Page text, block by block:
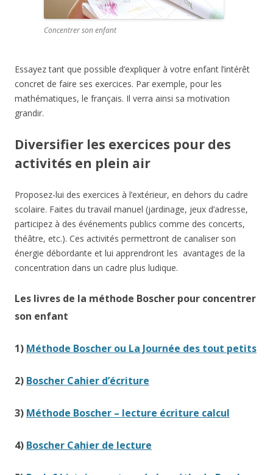
Concentrer son enfant
Essayez tant que possible d’expliquer à votre enfant l’intérêt
concret de faire ses exercices. Par exemple, pour les
mathématiques, le français. Il verra ainsi sa motivation
grandir.
Diversifier les exercices pour des
activités en plein air
Proposez-lui des exercices à l’extérieur, en dehors du cadre
scolaire. Faites du travail manuel (jardinage, jeux d’adresse,
participez à des événements publics comme des concerts,
théâtre, etc.). Ces activités permettront de canaliser son
énergie débordante et lui apprendront les avantages de la
concentration dans un cadre plus ludique.
Les livres de la méthode Boscher pour concentrer
son enfant
1) Méthode Boscher ou La Journée des tout petits
2) Boscher Cahier d’écriture
3) Méthode Boscher – lecture écriture calcul
4) Boscher Cahier de lecture